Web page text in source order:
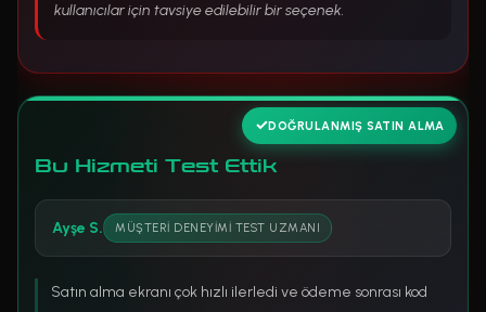
kullanıcılar için tavsiye edilebilir bir seçenek.
Bu Hizmeti Test Ettik
DOĞRULANMIŞ SATIN ALMA
Ayşe S. MÜŞTERI DENEYIMI TEST UZMANI
Satın alma ekranı çok hızlı ilerledi ve ödeme sonrası kod